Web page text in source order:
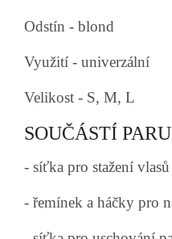
Odstín - blond
Využití - univerzální
Velikost - S, M, L
SOUČÁSTÍ
- síťka pro stažení
- řemínek a háčky pro